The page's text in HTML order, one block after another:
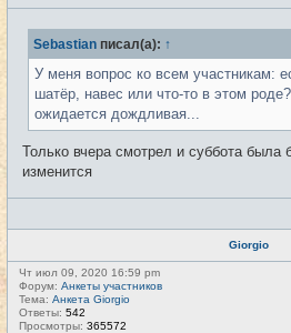
Sebastian писал(а): ↑
У меня вопрос ко всем участникам:
шатёр, навес или что-то в этом
ожидается дождливая...
Только вчера смотрел и суббота
изменится
Giorgio
Чт июл 09, 2020 16:59 pm
Форум: Анкеты участников
Тема: Анкета Giorgio
Ответы: 542
Просмотры: 365572